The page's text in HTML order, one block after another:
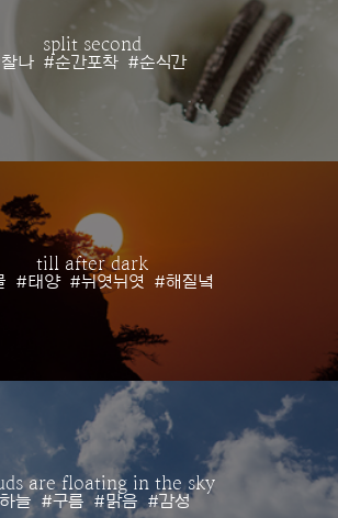
split second
나 #순간포착 #순식간
till after dark
#태양 #뉘엿뉘엿 #해질녘
are floating in the sky
늘 #구름 #맑음 #감성